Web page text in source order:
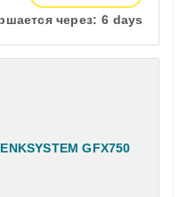
через: 6 days